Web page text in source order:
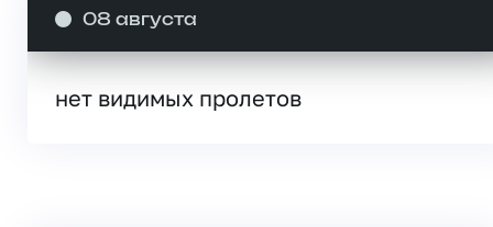
08 августа
нет видимых пролетов